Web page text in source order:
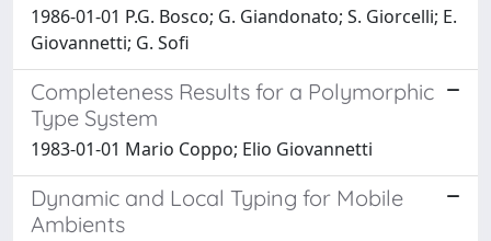
1986-01-01 P.G. Bosco; G. Giandonato; S. Giorcelli; E.
Giovannetti; G. Sofi
Completeness Results for a Polymorphic
Type System
1983-01-01 Mario Coppo; Elio Giovannetti
Dynamic and Local Typing for Mobile
Ambients